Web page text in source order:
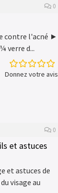
0
contre l'acné ►
verre d...
Donnez votre avis
0
et astuces
et astuces de
visage au